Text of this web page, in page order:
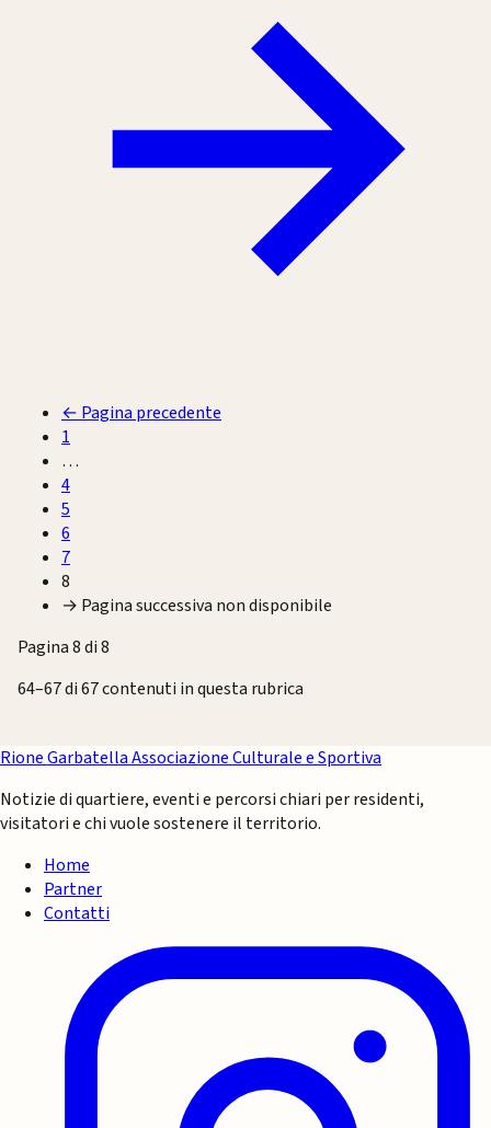
←Pagina precedente
1
…
4
5
6
7
8
→ Pagina successiva non disponibile
Pagina 8 di 8
64–67 di 67 contenuti in questa rubrica
Rione GarbatellaAssociazione Culturale e Sportiva
Notizie di quartiere, eventi e percorsi chiari per residenti,
visitatori e chi vuole sostenere il territorio.
Home
Partner
Contatti